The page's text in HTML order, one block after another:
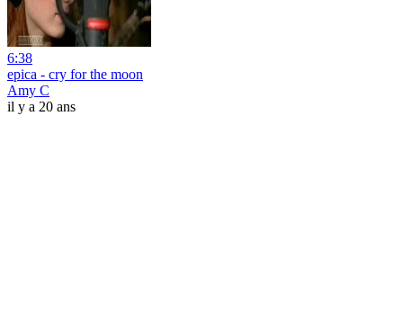
6:38
epica - cry for the moon
Amy C
il y a 20 ans